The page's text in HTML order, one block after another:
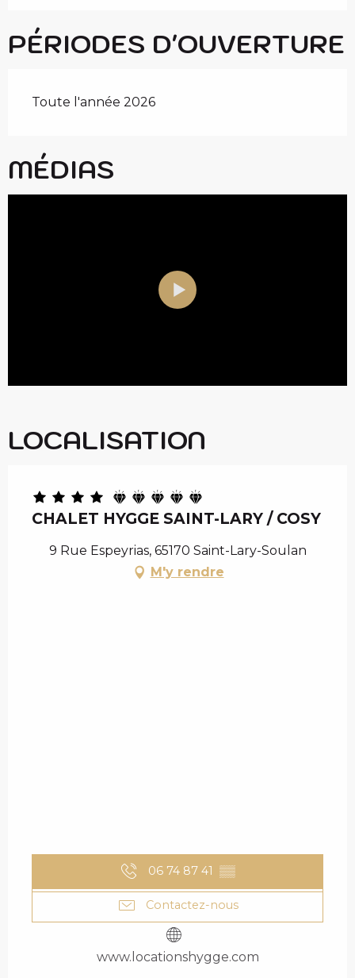
PÉRIODES D'OUVERTURE
Toute l'année 2026
MÉDIAS
LOCALISATION
CHALET HYGGE SAINT-LARY / COSY
9 Rue Espeyrias, 65170 Saint-Lary-Soulan
M'y rendre
06 74 87 41 ▒▒
Contactez-nous
www.locationshygge.com